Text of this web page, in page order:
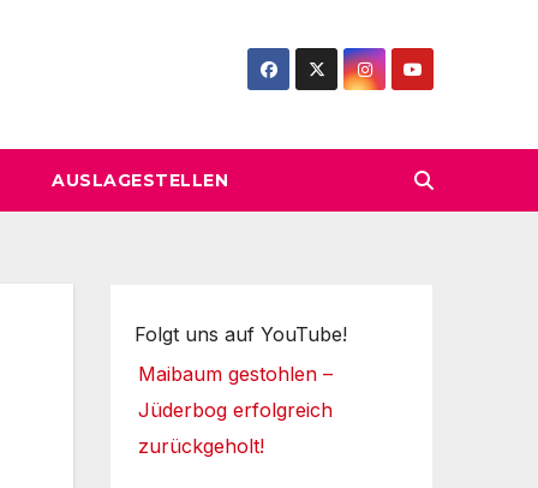
AUSLAGESTELLEN
Folgt uns auf YouTube!
Maibaum gestohlen –
Jüderbog erfolgreich
zurückgeholt!